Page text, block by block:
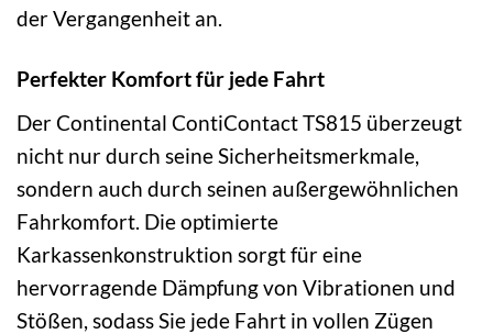
der Vergangenheit an.
Perfekter Komfort für jede Fahrt
Der Continental ContiContact TS815 überzeugt
nicht nur durch seine Sicherheitsmerkmale,
sondern auch durch seinen außergewöhnlichen
Fahrkomfort. Die optimierte
Karkassenkonstruktion sorgt für eine
hervorragende Dämpfung von Vibrationen und
Stößen, sodass Sie jede Fahrt in vollen Zügen